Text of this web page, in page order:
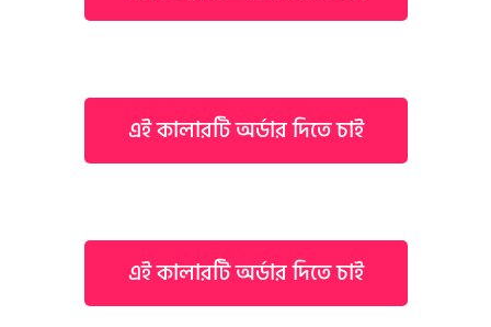
এই কালারটি অর্ডার দিতে চাই
এই কালারটি অর্ডার দিতে চাই